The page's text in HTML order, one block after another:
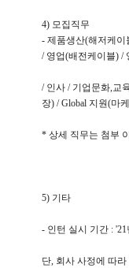
4) 모집직무
- 제품생산(해저케이
/ 영업(배전케이블) /
/ 인사 / 기업문화,교
장) / Global 지원(마
* 상세 직무는 첨부
5) 기타
- 인턴 실시 기간 : '21
단, 회사 사정에 따